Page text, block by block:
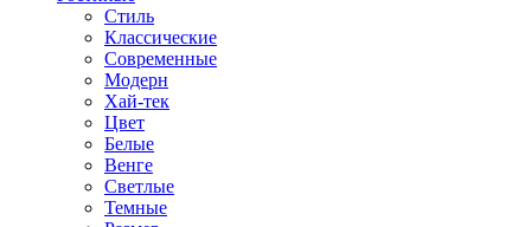
Стиль
Классические
Современные
Модерн
Хай-тек
Цвет
Белые
Венге
Светлые
Темные